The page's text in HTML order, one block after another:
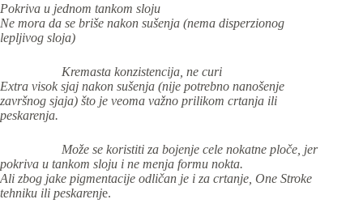
1.000,00 rsd.
Pokriva u jednom tankom sloju
Ne mora da se briše nakon sušenja (nema disperzionog
lepljivog sloja)
Kremasta konzistencija, ne curi
Extra visok sjaj nakon sušenja (nije potrebno nanošenje
završnog sjaja) što je veoma važno prilikom crtanja ili
peskarenja.
Može se koristiti za bojenje cele nokatne ploče, jer
pokriva u tankom sloju i ne menja formu nokta.
Ali zbog jake pigmentacije odličan je i za crtanje, One Stroke
tehniku ili peskarenje.